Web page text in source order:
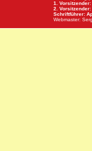
1.
2. Vorsitzender:
Schriftführer:
Webmaster: